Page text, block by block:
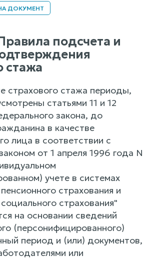
ДОКУМЕНТ
подсчета и
стажа
страхового стажа периоды,
статьями 11 и 12
закона, до
в качестве
лица в соответствии с
от 1 апреля 1996 года N
учете в системах
страхования и
страхования"
на основании сведений
(персонифицированного)
период и (или) документов,
или